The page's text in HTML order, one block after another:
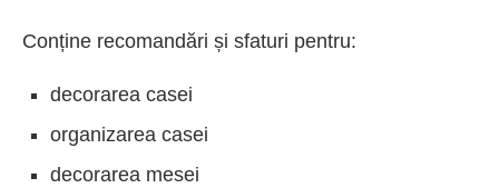
Conține recomandări și sfaturi pentru:
decorarea casei
organizarea casei
decorarea mesei